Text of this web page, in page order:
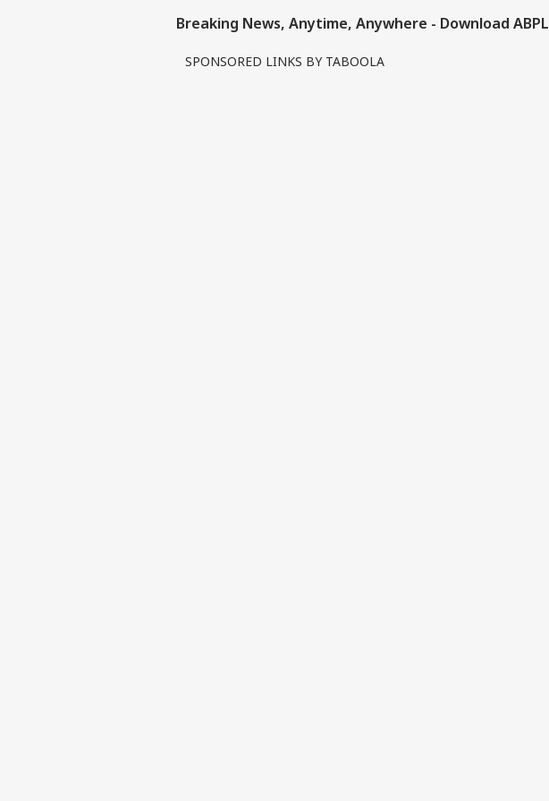
Breaking News, Anytime, Anywhere - Download
SPONSORED LINKS BY TABOOLA
LOGIN
লটারির টিকিট কুড়িয়ে